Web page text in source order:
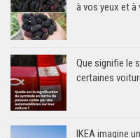
à vos yeux et
Que signifie le
certaines
IKEA imagine